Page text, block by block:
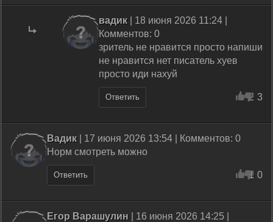
вадик| 18 июня 2026 11:24 |
Комментов: 0
зритель не нравится просто напиши
не нравится нет писатель хуев
просто иди нахуй
Ответить 2 3
Вадик| 17 июня 2026 13:54 | Комментов: 0
Норм смотреть можно
Ответить 1 0
Егор Варашулин | 16 июня 2026 14:25 |